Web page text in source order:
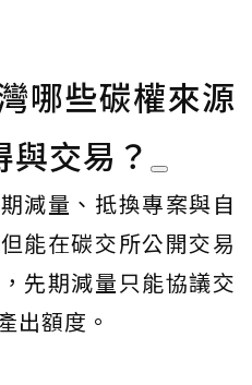
哪些碳權來源
交易？
減量、抵換專案與自
能在碳交所公開交易
先期減量只能協議交
出額度。